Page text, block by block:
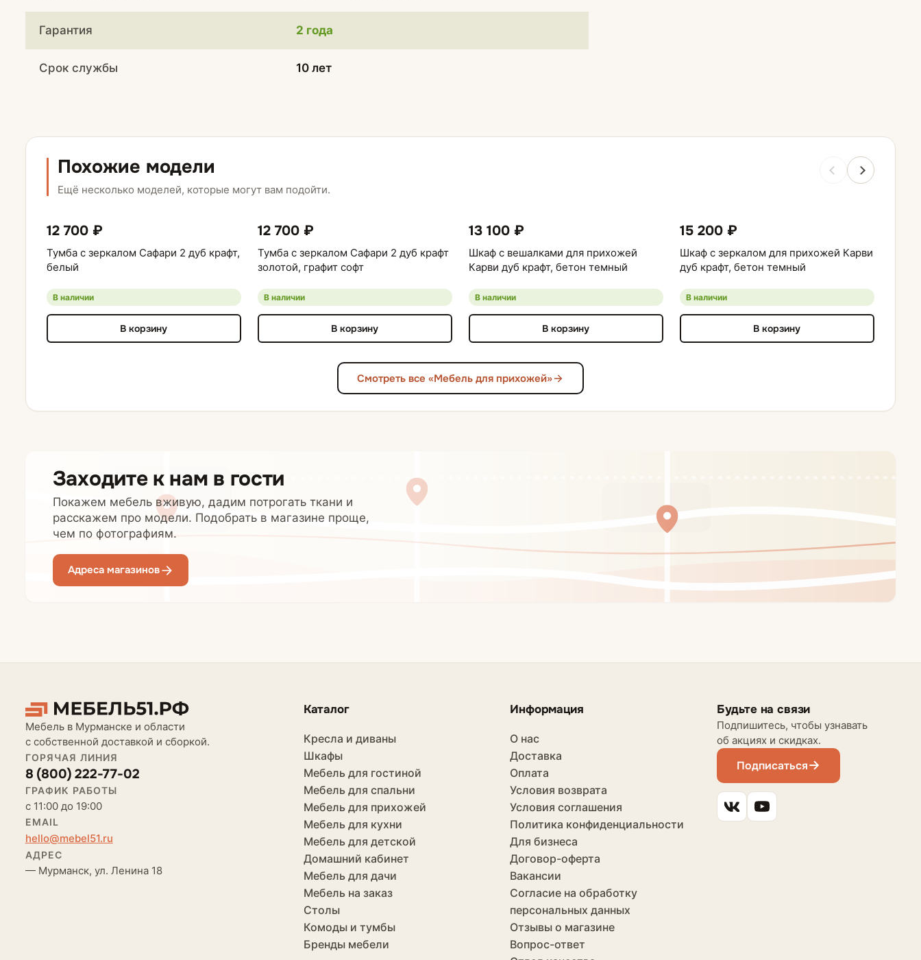
Гарантия 2 года
Срок службы 10 лет
Похожие модели
Ещё несколько моделей, которые могут вам подойти.
12 700 ₽
Тумба с зеркалом Сафари 2 дуб крафт,
белый
В наличии
В корзину
12 700 ₽
Тумба с зеркалом Сафари 2 дуб крафт
золотой, графит софт
В наличии
В корзину
13 100 ₽
Шкаф с вешалками для прихожей
Карви дуб крафт, бетон темный
В наличии
В корзину
15 200 ₽
Шкаф с зеркалом для прихожей Карви
дуб крафт, бетон темный
В наличии
В корзину
Смотреть все «Мебель для прихожей»
Заходите к нам в гости
Покажем мебель вживую, дадим потрогать ткани и
расскажем про модели. Подобрать в магазине проще,
чем по фотографиям.
Адреса магазинов
Мебель в Мурманске и области
с собственной доставкой и сборкой.
ГОРЯЧАЯ ЛИНИЯ
8 (800) 222-77-02
ГРАФИК РАБОТЫ
с 11:00 до 19:00
EMAIL
hello@mebel51.ru
АДРЕС
— Мурманск, ул. Ленина 18
Каталог
Кресла и диваны
Шкафы
Мебель для гостиной
Мебель для спальни
Мебель для прихожей
Мебель для кухни
Мебель для детской
Домашний кабинет
Мебель для дачи
Мебель на заказ
Столы
Комоды и тумбы
Бренды мебели
Информация
О нас
Доставка
Оплата
Условия возврата
Условия соглашения
Политика конфиденциальности
Для бизнеса
Договор-оферта
Вакансии
Согласие на обработку
персональных данных
Отзывы о магазине
Вопрос-ответ
Будьте на связи
Подпишитесь, чтобы узнавать
об акциях и скидках.
Подписаться